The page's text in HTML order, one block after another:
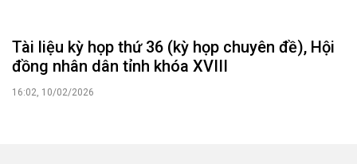
Tài liệu kỳ họp thứ 36 (kỳ họp chuyên đề), Hội
đồng nhân dân tỉnh khóa XVIII
16:02, 10/02/2026